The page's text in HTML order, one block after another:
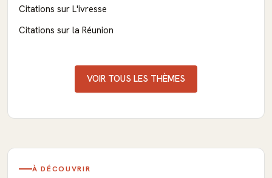
Citations sur L'ivresse
Citations sur la Réunion
VOIR TOUS LES THÈMES
À DÉCOUVRIR